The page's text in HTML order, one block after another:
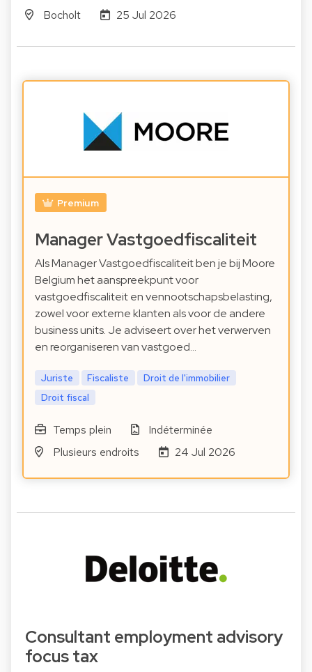
Bocholt 25 Jul 2026
Premium
Manager Vastgoedfiscaliteit
Als Manager Vastgoedfiscaliteit ben je bij Moore
Belgium het aanspreekpunt voor
vastgoedfiscaliteit en vennootschapsbelasting,
zowel voor externe klanten als voor de andere
business units. Je adviseert over het verwerven
en reorganiseren van vastgoed…
Juriste Fiscaliste
Droit de l'immobilier
Droit fiscal
Temps plein
Indéterminée
Plusieurs endroits
24 Jul 2026
Consultant employment advisory
focus tax